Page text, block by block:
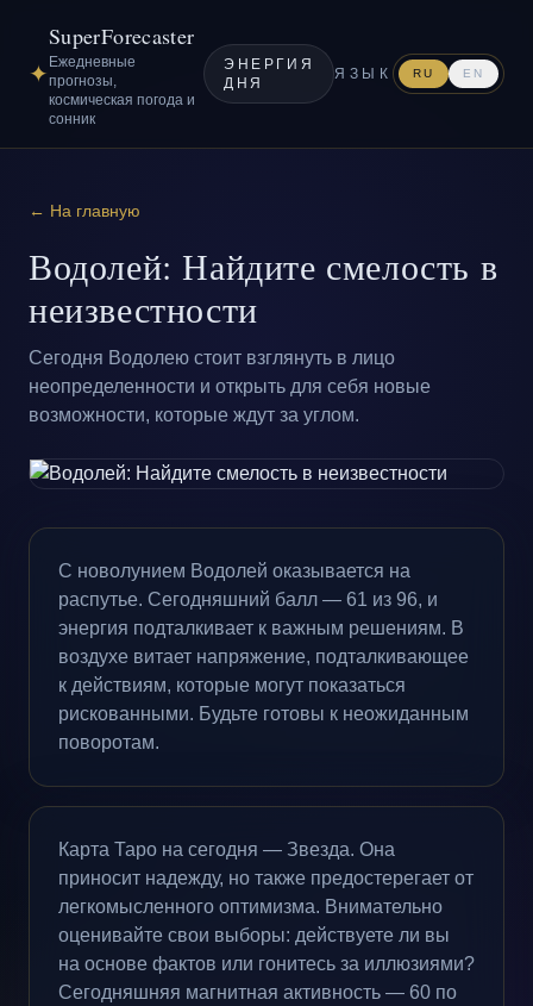
✦
SuperForecaster
Ежедневные
прогнозы,
космическая погода и
сонник
ЭНЕРГИЯ
ДНЯ
ЯЗЫК RU EN
← На главную
Водолей: Найдите смелость в
неизвестности
Сегодня Водолею стоит взглянуть в лицо
неопределенности и открыть для себя новые
возможности, которые ждут за углом.
С новолунием Водолей оказывается на
распутье. Сегодняшний балл — 61 из 96, и
энергия подталкивает к важным решениям. В
воздухе витает напряжение, подталкивающее
к действиям, которые могут показаться
рискованными. Будьте готовы к неожиданным
поворотам.
Карта Таро на сегодня — Звезда. Она
приносит надежду, но также предостерегает от
легкомысленного оптимизма. Внимательно
оценивайте свои выборы: действуете ли вы
на основе фактов или гонитесь за иллюзиями?
Сегодняшняя магнитная активность — 60 по